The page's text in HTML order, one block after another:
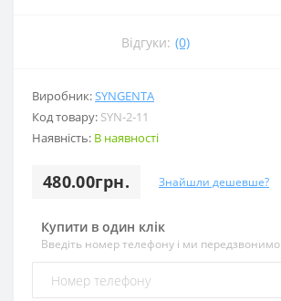
Відгуки: (0)
Виробник:SYNGENTA
Код товару: SYN-2-11
Наявність: В наявності
480.00грн. Знайшли дешевше?
Купити в один клік
Введіть номер телефону і ми передзвонимо